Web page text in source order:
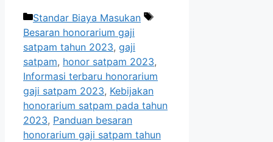
Categories
Standar Biaya Masukan
Tags
Besaran honorarium gaji
satpam tahun 2023, gaji
satpam, honor satpam 2023,
Informasi terbaru honorarium
gaji satpam 2023, Kebijakan
honorarium satpam pada tahun
2023, Panduan besaran
honorarium gaji satpam tahun